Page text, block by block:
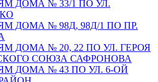
ДОМА № 33/1 ПО УЛ.
ДОМА № 98Д, 98Д/1 ПО ПР.
ДОМА № 20, 22 ПО УЛ. ГЕРОЯ
СОЮЗА САФРОНОВА
ДОМА № 43 ПО УЛ. 6-ОЙ